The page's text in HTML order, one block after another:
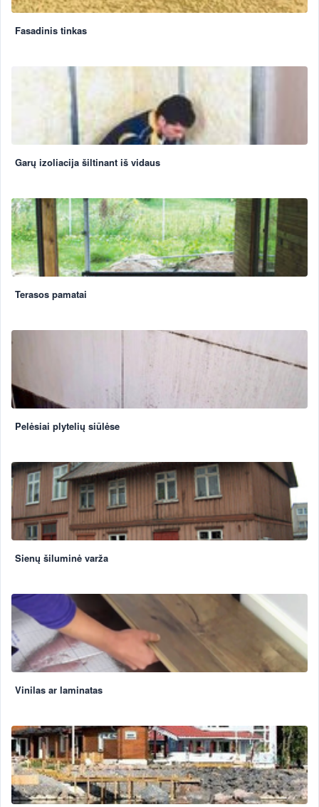
Fasadinis tinkas
Garų izoliacija šiltinant iš vidaus
Terasos pamatai
Pelėsiai plytelių siūlėse
Sienų šiluminė varža
Vinilas ar laminatas